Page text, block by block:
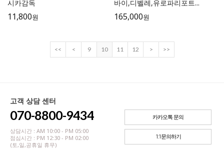
시카감독
11,800원
바이,디벨레,유로파리포트...
165,000원
<< < 9 10 11 12 > >>
고객 상담 센터
070-8800-9434
상담시간 : AM 10:00 - PM 05:00
점심시간 : PM 12:30 - PM 02:00
(토,일,공휴일 휴무)
카카오톡 문의
1:1문의하기